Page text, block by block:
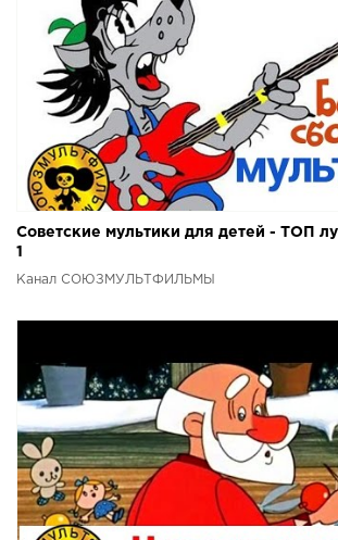
Советские мультики для детей - ТОП
1
Канал СОЮЗМУЛЬТФИЛЬМЫ